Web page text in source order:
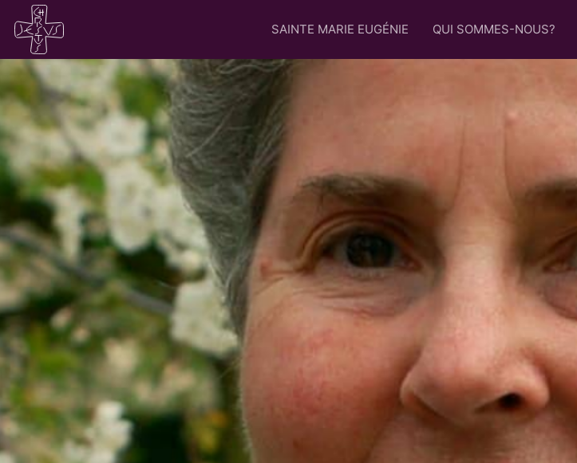
SAINTE MARIE EUGÉNIE QUI SOMMES-NOUS?